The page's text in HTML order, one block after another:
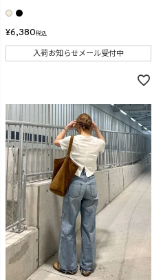
¥6,380税込
入荷お知らせメール受付中